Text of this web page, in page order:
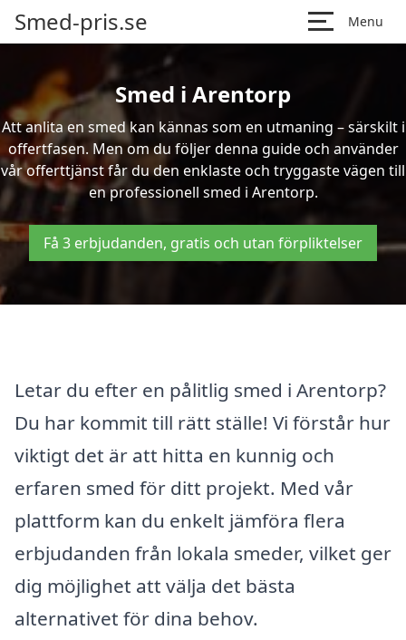
Smed-pris.se Menu
Smed i Arentorp
Att anlita en smed kan kännas som en utmaning – särskilt i
offertfasen. Men om du följer denna guide och använder
vår offerttjänst får du den enklaste och tryggaste vägen till
en professionell smed i Arentorp.
Få 3 erbjudanden, gratis och utan förpliktelser
Letar du efter en pålitlig smed i Arentorp?
Du har kommit till rätt ställe! Vi förstår hur
viktigt det är att hitta en kunnig och
erfaren smed för ditt projekt. Med vår
plattform kan du enkelt jämföra flera
erbjudanden från lokala smeder, vilket ger
dig möjlighet att välja det bästa
alternativet för dina behov.